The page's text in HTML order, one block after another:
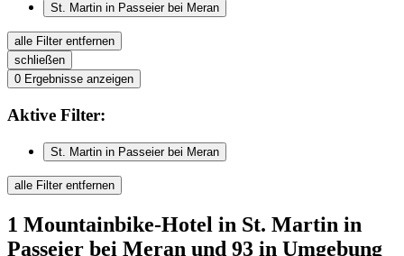
St. Martin in Passeier bei Meran
alle Filter entfernen
schließen
0 Ergebnisse anzeigen
Aktive Filter:
St. Martin in Passeier bei Meran
alle Filter entfernen
1 Mountainbike-Hotel in St. Martin in
Passeier bei Meran und 93 in Umgebung